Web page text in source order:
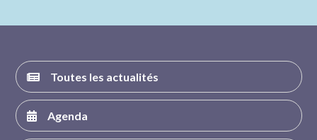
Toutes les actualités
Agenda